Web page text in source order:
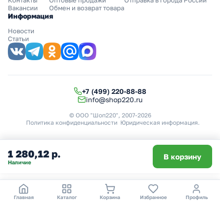
1 280,12 р.
Наличие
В корзину
Вакансии
Обмен и возврат товара
Информация
Новости
Статьи
+7 (499) 220-88-88
info@shop220.ru
© ООО "Шоп220", 2007-2026
Политика конфиденциальности Юридическая информация.
Главная Каталог Корзина Избранное Профиль